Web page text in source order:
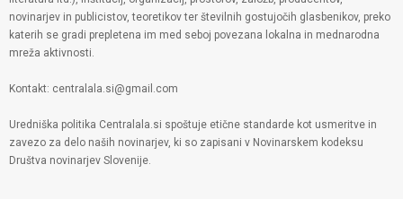
novinarjev in publicistov, teoretikov ter številnih gostujočih glasbenikov, preko
katerih se gradi prepletena im med seboj povezana lokalna in mednarodna
mreža aktivnosti.
Kontakt: centralala.si@gmail.com
Uredniška politika Centralala.si spoštuje etične standarde kot usmeritve in
zavezo za delo naših novinarjev, ki so zapisani v Novinarskem kodeksu
Društva novinarjev Slovenije.